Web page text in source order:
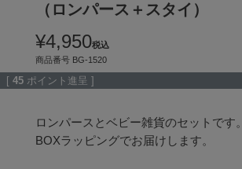
（ロンパース＋スタイ）
¥4,950税込
商品番号 BG-1520
[ 45 ポイント進呈 ]
ロンパースとベビー雑貨のセットです。
BOXラッピングでお届けします。